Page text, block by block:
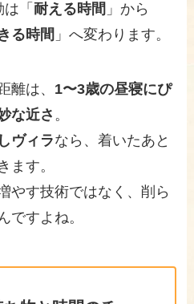
「 耐える時間 」から
る時間 」へ変わります。
離は、 1〜3歳の昼寝にぴ
な近さ 。
ヴィラなら、着いたあと
ます。
やす技術ではなく、削ら
ですよね。